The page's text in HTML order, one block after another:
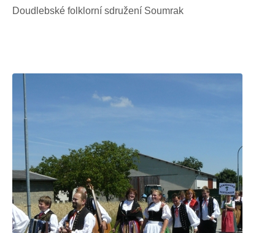
Doudlebské folklorní sdružení Soumrak